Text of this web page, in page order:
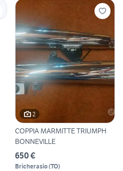
2
COPPIA MARMITTE TRIUMPH
BONNEVILLE
650 €
Bricherasio(TO)